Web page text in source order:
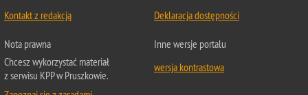
Kontakt z redakcją
Deklaracja dostępności
Nota prawna
Chcesz wykorzystać materiał
z serwisu KPP w Pruszkowie.
Inne wersje portalu
wersja kontrastowa